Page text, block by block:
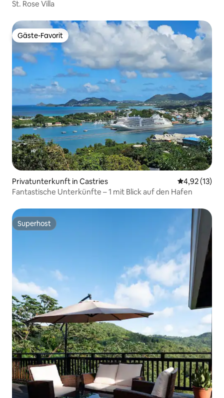
St. Rose Villa
Gäste-Favorit
Gäste-Favorit
Privatunterkunft in Castries
4,92 (13)
Fantastische Unterkünfte – 1 mit Blick auf den Hafen
Superhost
Superhost